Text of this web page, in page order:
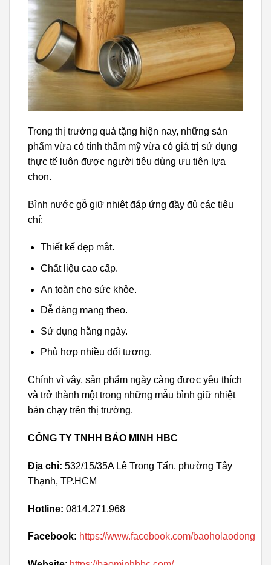
Trong thị trường quà tặng hiện nay, những sản
phẩm vừa có tính thẩm mỹ vừa có giá trị sử dụng
thực tế luôn được người tiêu dùng ưu tiên lựa
chọn.
Bình nước gỗ giữ nhiệt đáp ứng đầy đủ các tiêu
chí:
Thiết kế đẹp mắt.
Chất liệu cao cấp.
An toàn cho sức khỏe.
Dễ dàng mang theo.
Sử dụng hằng ngày.
Phù hợp nhiều đối tượng.
Chính vì vậy, sản phẩm ngày càng được yêu thích
và trở thành một trong những mẫu bình giữ nhiệt
bán chạy trên thị trường.
CÔNG TY TNHH BẢO MINH HBC
Địa chỉ: 532/15/35A Lê Trọng Tấn, phường Tây
Thạnh, TP.HCM
Hotline: 0814.271.968
Facebook: https://www.facebook.com/baoholaodong